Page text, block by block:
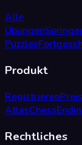
Alle
Übungen
Puzzles
Produkt
Registrieren
Atlas
Rechtliches